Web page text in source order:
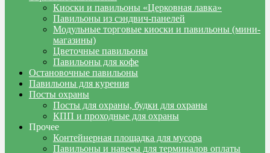
Киоски и павильоны «Церковная лавка»
Павильоны из сэндвич-панелей
Модульные торговые киоски и павильоны (мини-
магазины)
Цветочные павильоны
Павильоны для кофе
Остановочные павильоны
Павильоны для курения
Посты охраны
Посты для охраны, будки для охраны
КПП и проходные для охраны
Прочее
Контейнерная площадка для мусора
Павильоны и навесы для терминалов оплаты